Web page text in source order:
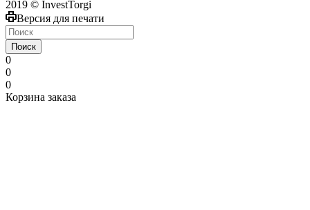
2019 © InvestTorgi
Версия для печати
Поиск
0
0
0
Корзина заказа